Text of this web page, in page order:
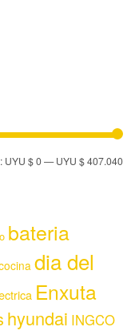
UYU $ 0—UYU $ 407.040
bateria
dia del
Enxuta
hyundai INGCO